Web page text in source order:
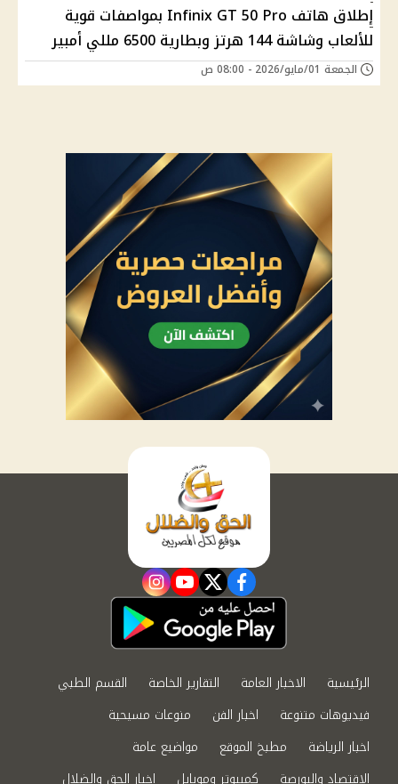
إطلاق هاتف Infinix GT 50 Pro بمواصفات قوية
للألعاب وشاشة 144 هرتز وبطارية 6500 مللي أمبير
الجمعة 01/مايو/2026 - 08:00 ص
facebook
twitter
youtube
instagram
الرئيسية الاخبار العامة التقارير الخاصة
القسم الطبي
فيديوهات متنوعة
اخبار الفن
منوعات مسيحية
اخبار الرياضة
مطبخ الموقع
مواضيع عامة
الاقتصاد والبورصة
كمبيوتر وموبايل اخبار الحق والضلال